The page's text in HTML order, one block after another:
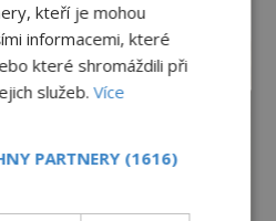
kteří je mohou
informacemi, které
které shromáždili při
služeb.Více
PARTNERY (1616)